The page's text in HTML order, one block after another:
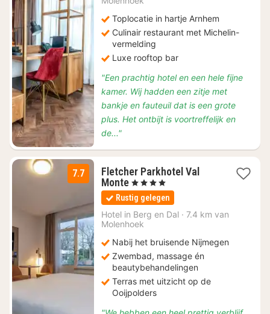
Toplocatie in hartje Arnhem
Culinair restaurant met Michelin-
vermelding
Luxe rooftop bar
"Een prachtig hotel en een hele fijne
kamer. Wij hadden een zitje met
bankje en fauteuil dat is een grote
plus. Het ontbijt is voortreffelijk en
de..."
7.7
Fletcher Parkhotel Val
Monte2
nachten
vanaf
€
125
, 4 Sterren
Rustig gelegen
Hotel in Berg en Dal · 7.4 km van
Molenhoek
Nabij het bruisende Nijmegen
Zwembad, massage én
beautybehandelingen
Terras met uitzicht op de
Ooijpolders